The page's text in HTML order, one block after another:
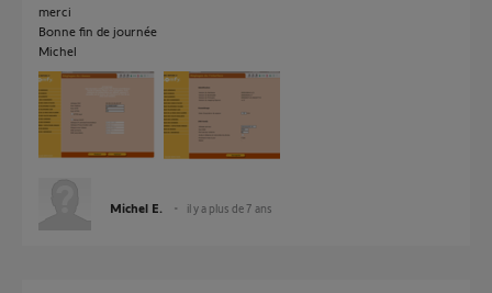
merci
Bonne fin de journée
Michel
Michel E. il y a plus de 7 ans